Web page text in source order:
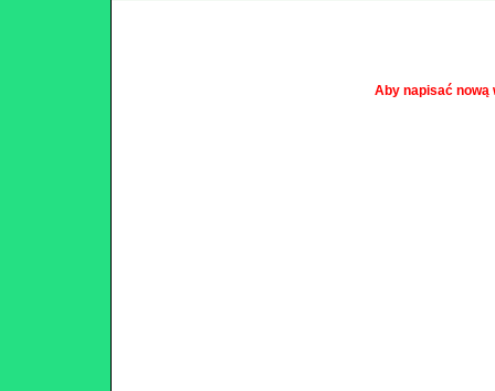
Aby napisać nową